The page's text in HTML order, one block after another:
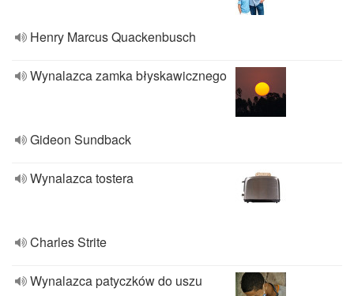
Henry Marcus Quackenbusch
Wynalazca zamka błyskawicznego
Gideon Sundback
Wynalazca tostera
Charles Strite
Wynalazca patyczków do uszu